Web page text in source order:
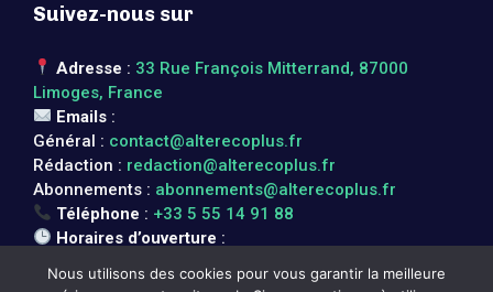
Suivez-nous sur
Adresse : 33 Rue François Mitterrand, 87000
Limoges, France
Emails :
Général : contact@alterecoplus.fr
Rédaction : redaction@alterecoplus.fr
Abonnements : abonnements@alterecoplus.fr
Téléphone : +33 5 55 14 91 88
Horaires d’ouverture :
Nous utilisons des cookies pour vous garantir la meilleure